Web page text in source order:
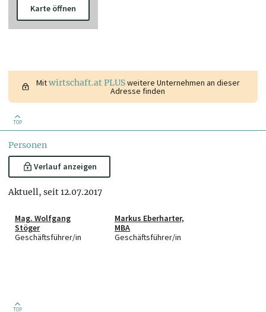
Karte öffnen
Mitwirtschaft.at PLUSweitere Unternehmen an dieser
Adresse finden
TOP
Personen
Verlauf anzeigen
Aktuell, seit 12.07.2017
Mag. Wolfgang
Stöger
Geschäftsführer/in
Markus Eberharter,
MBA
Geschäftsführer/in
TOP